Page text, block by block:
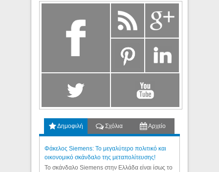
Δημοφιλή Σχόλια Αρχείο
Φάκελος Siemens: Το μεγαλύτερο πολιτικό και
οικονομικό σκάνδαλο της μεταπολίτευσης!
Το σκάνδαλο Siemens στην Ελλάδα είναι ίσως το